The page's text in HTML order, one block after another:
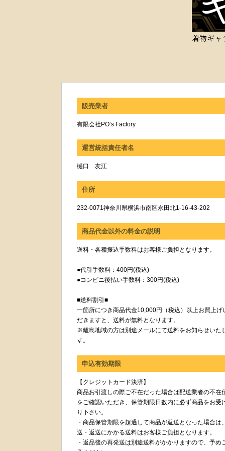
着物ギャ
販売業者
有限会社PO’s Factory
運営統括責任者名
樋口 友江
住所
232-0071神奈川県横浜市南区永田北1-16-43-202
商品代金以外の料金の説明
送料・各種振込手数料はお客様ご負担となります。
●代引手数料：400円(税込)
●コンビニ後払い手数料：300円(税込)
■送料割引■
一箇所につき商品代金10,000円（税込）以上お買上げ
だきますと、送料が無料となります。
※離島地域の方は別途メールにて送料をお知らせいた
す。
申込有効期限
【クレジットカード決済】
商品お引渡しの際ご不在だった場合は配送業者の不在
をご確認いただき、保管期限日数内に必ず商品をお受
り下さい。
・商品保管期限を超過して商品が返送となった場合は
送・返送にかかる送料はお客様ご負担となります。
・返品後の再発送は別途送料がかかりますので、予め